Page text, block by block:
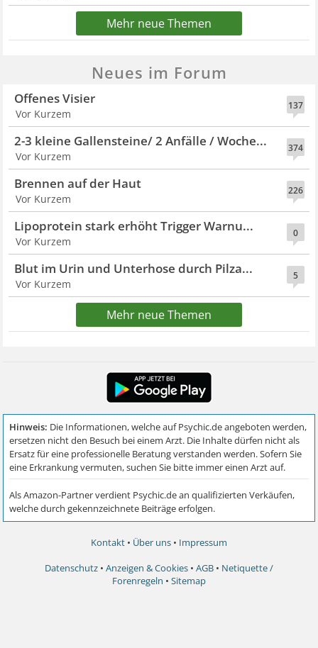
Mehr neue Themen
Neues im Forum
137
Offenes Visier
Vor Kurzem
374
2-3 kleine Gallensteine/ 2 Anfälle / Woche...
Vor Kurzem
226
Brennen auf der Haut
Vor Kurzem
0
Lipoprotein stark erhöht Trigger Warnu...
Vor Kurzem
5
Blut im Urin und Unterhose durch Pilza...
Vor Kurzem
Mehr neue Themen
Kontakt • Über uns • Impressum
Datenschutz • Anzeigen & Cookies • AGB • Netiquette /
Forenregeln • Sitemap